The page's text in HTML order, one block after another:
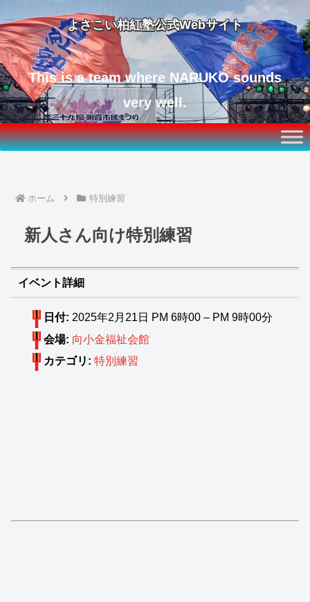
よさこい柏紅塾公式Webサイト
This is a team where NARUKO sounds
very well.
ホーム 特別練習
新人さん向け特別練習
イベント詳細
日付: 2025年2月21日 PM 6時00 – PM 9時00分
会場: 向小金福祉会館
カテゴリ: 特別練習